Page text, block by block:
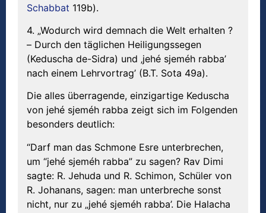
Schabbat 119b).
4. „Wodurch wird demnach die Welt erhalten ?
– Durch den täglichen Heiligungssegen
(Keduscha de-Sidra) und ‚jehé sjeméh rabba’
nach einem Lehrvortrag’ (B.T. Sota 49a).
Die alles überragende, einzigartige Keduscha
von jehé sjeméh rabba zeigt sich im Folgenden
besonders deutlich:
“Darf man das Schmone Esre unterbrechen,
um “jehé sjeméh rabba” zu sagen? Rav Dimi
sagte: R. Jehuda und R. Schimon, Schüler von
R. Johanans, sagen: man unterbreche sonst
nicht, nur zu „jehé sjeméh rabba’. Die Halacha